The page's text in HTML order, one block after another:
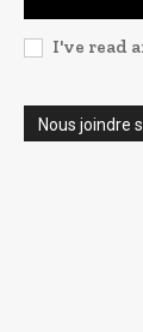
I've read
Nous joindre